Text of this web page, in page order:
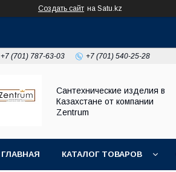
Создать сайт на Satu.kz
+7 (701) 787-63-03 +7 (701) 540-25-28
Сантехнические изделия в
Казахстане от компании
Zentrum
ГЛАВНАЯ КАТАЛОГ ТОВАРОВ